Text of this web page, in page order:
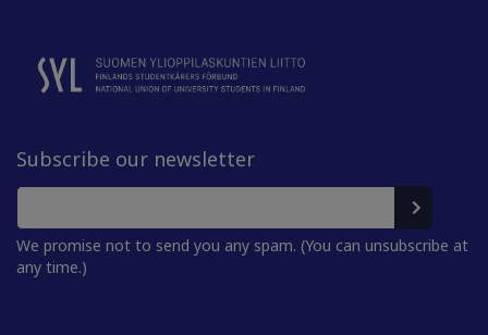
Subscribe our newsletter
We promise not to send you any spam. (You can unsubscribe at
any time.)